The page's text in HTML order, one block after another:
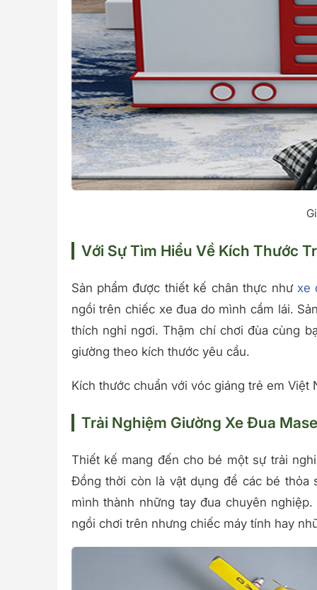
Với Sự Tìm Hiểu Về Kích Thước
Sản phẩm được thiết kế chân thực như xe
ngồi trên chiếc xe đua do mình cầm lái.
thích nghỉ ngơi. Thậm chí chơi đùa cùng
giường theo kích thước yêu cầu.
Kích thước chuẩn với vóc giáng trẻ em Việt
Trải Nghiệm Giường Xe Đua
Thiết kế mang đến cho bé một sự trải
Đồng thời còn là vật dụng để các bé
mình thành những tay đua chuyên
ngồi chơi trên nhưng chiếc máy tính hay